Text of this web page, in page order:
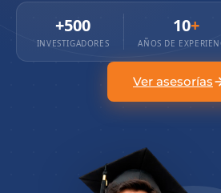
+500
INVESTIGADORES
10+
AÑOS DE
Ver asesorías